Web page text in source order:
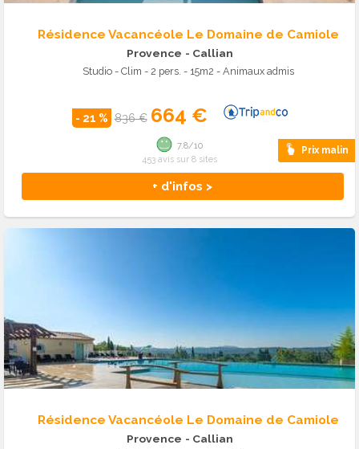
Résidence Vacancéole Le Domaine de Camiole
Provence - Callian
Studio - Clim - 2 pers. - 15m2 - Animaux admis
- 21 % 836 € 664 €
Prix malin
+ d'infos >
7.8/10
453 avis sur 8 sites
Résidence Vacancéole Le Domaine de Camiole
Provence - Callian